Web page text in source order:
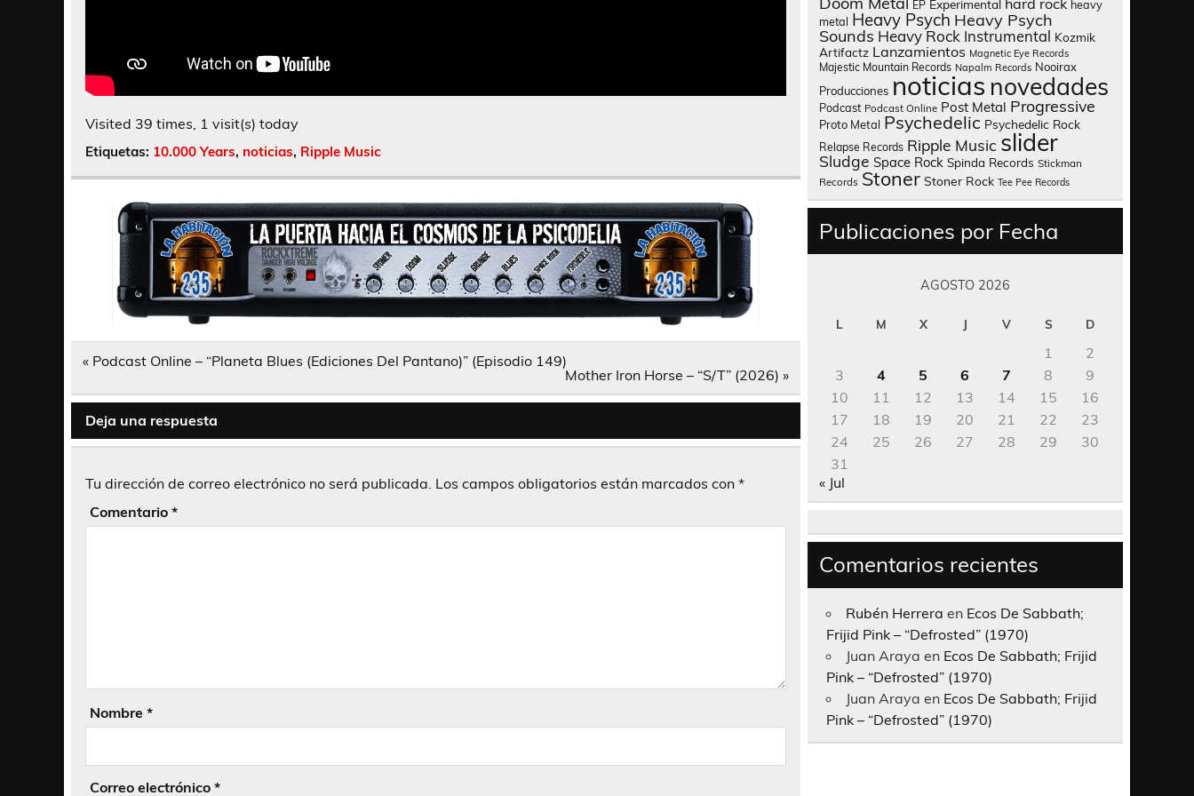
Visited 39 times, 1 visit(s) today
Etiquetas: 10.000 Years, noticias, Ripple Music
Navegación
« Podcast Online – “Planeta Blues (Ediciones Del Pantano)” (Episodio 149)
Mother Iron Horse – “S/T” (2026) »
Deja una respuesta
Tu dirección de correo electrónico no será publicada. Los campos obligatorios están marcados con *
Comentario *
Nombre *
Correo electrónico *
EP Experimental hard rock heavy
metal Heavy Psych Heavy Psych
Sounds Heavy Rock Instrumental Kozmik
Artifactz Lanzamientos Magnetic Eye Records
Majestic Mountain Records Napalm Records Nooirax
Producciones noticias novedades
Podcast Podcast Online Post Metal Progressive
Proto Metal Psychedelic Psychedelic Rock
Relapse Records Ripple Music slider
Sludge Space Rock Spinda Records Stickman
Records Stoner Stoner Rock Tee Pee Records
Publicaciones por Fecha
AGOSTO 2026
L M X J V S D
1
2
3
4 5 6 7 8
9
10
11 12 13 14 15
16
17
18 19 20 21 22
23
24
25 26 27 28 29
30
31
« Jul
Comentarios recientes
Rubén Herrera en Ecos De Sabbath;
Frijid Pink – “Defrosted” (1970)
Juan Araya en Ecos De Sabbath; Frijid
Pink – “Defrosted” (1970)
Juan Araya en Ecos De Sabbath; Frijid
Pink – “Defrosted” (1970)